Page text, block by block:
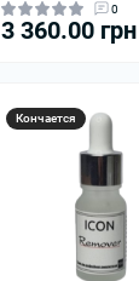
0
3 360.00 грн
Кончается